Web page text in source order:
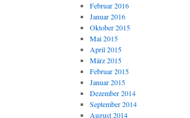
Februar 2016
Januar 2016
Oktober 2015
Mai 2015
April 2015
März 2015
Februar 2015
Januar 2015
Dezember 2014
September 2014
August 2014